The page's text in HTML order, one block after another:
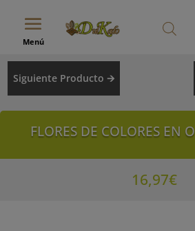
Menú
Siguiente Producto 🡪
FLORES DE COLORES EN
16,97€